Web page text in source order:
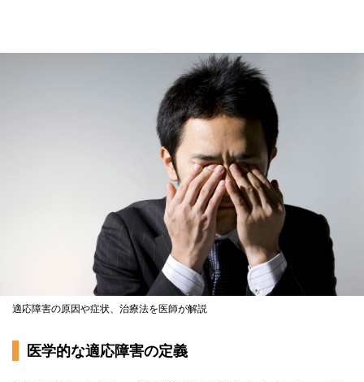
適応障害の原因や症状、治療法を医師が解説
医学的な適応障害の定義